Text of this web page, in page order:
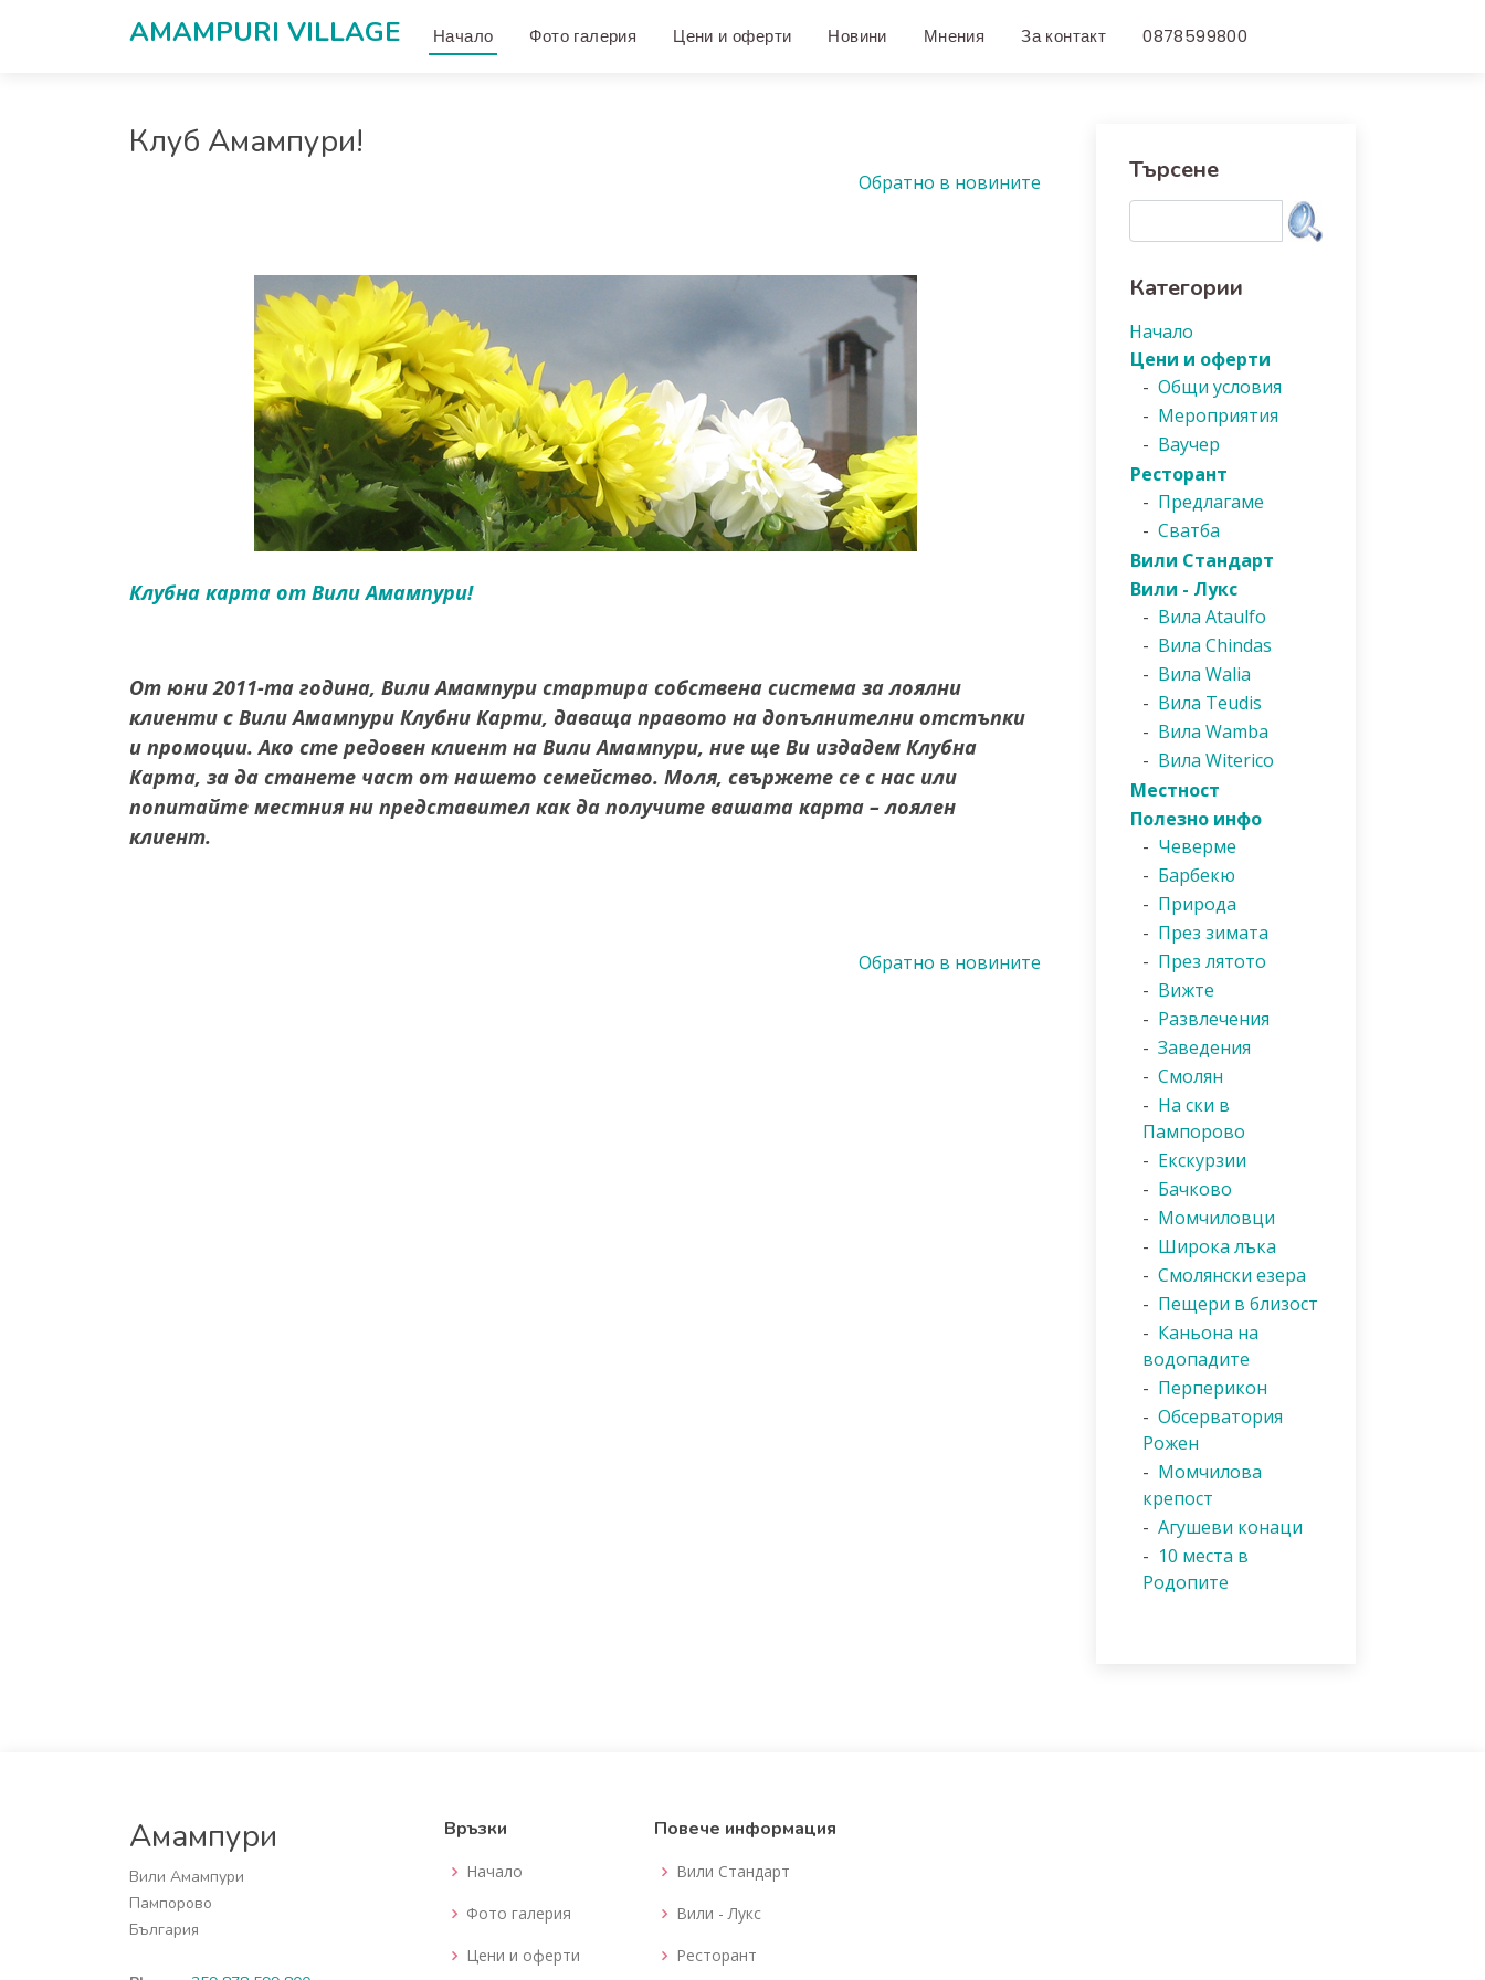
AMAMPURI VILLAGЕ Начало Фото галерия Цени и оферти Новини Мнения За контакт 0878599800
Клуб Амампури!
Обратно в новините
Клубна карта от Вили Амампури!
От юни 2011-та година, Вили Амампури стартира собствена система за лоялни
клиенти с Вили Амампури Клубни Карти, даваща правото на допълнителни отстъпки
и промоции. Ако сте редовен клиент на Вили Амампури, ние ще Ви издадем Клубна
Карта, за да станете част от нашето семейство. Моля, свържете се с нас или
попитайте местния ни представител как да получите вашата карта – лоялен
клиент.
Обратно в новините
Търсене
Категории
Начало
Цени и оферти
- Общи условия
- Мероприятия
- Ваучер
Ресторант
- Предлагаме
- Сватба
Вили Стандарт
Вили - Лукс
- Вила Ataulfo
- Вила Chindas
- Вила Walia
- Вила Teudis
- Вила Wamba
- Вила Witerico
Местност
Полезно инфо
- Чеверме
- Барбекю
- Природа
- През зимата
- През лятото
- Вижте
- Развлечения
- Заведения
- Смолян
- На ски в
Пампорово
- Екскурзии
- Бачково
- Момчиловци
- Широка лъка
- Смолянски езера
- Пещери в близост
- Каньона на
водопадите
- Перперикон
- Обсерватория
Рожен
- Момчилова
крепост
- Агушеви конаци
- 10 места в
Родопите
Амампури
Вили Амампури
Пампорово
България
Връзки
Начало
Фото галерия
Цени и оферти
Повече информация
Вили Стандарт
Вили - Лукс
Ресторант